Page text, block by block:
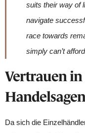
suits their way of
navigate
race towards
simply can’t
Vertrauen
Da sich die